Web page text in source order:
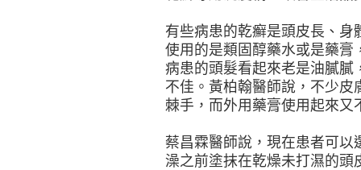
有些病患的乾癬是頭皮長、
使用的是類固醇藥水或是藥膏
病患的頭髮看起來老是油膩膩
不佳。黃柏翰醫師說，不少
棘手，而外用藥膏使用起來又
蔡昌霖醫師說，現在患者可
澡之前塗抹在乾燥未打濕的頭